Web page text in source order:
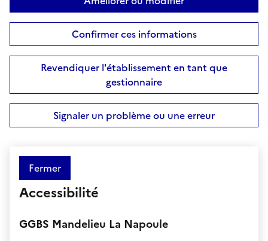
Confirmer ces informations
Revendiquer l'établissement en tant que
gestionnaire
Signaler un problème ou une erreur
Fermer
Accessibilité
GGBS Mandelieu La Napoule